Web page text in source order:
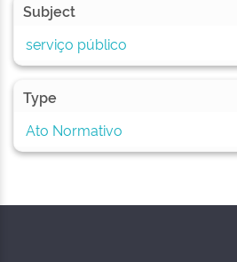
Subject
serviço público
Type
Ato Normativo